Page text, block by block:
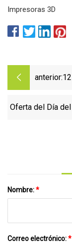
Impresoras 3D
anterior:
Oferta del Día del
Nombre:*
Correo electrónico:*